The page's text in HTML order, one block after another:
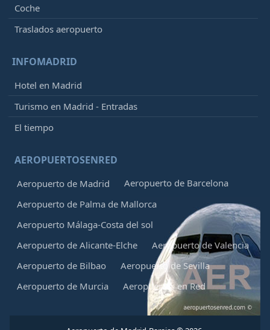
Coche
Traslados aeropuerto
INFOMADRID
Hotel en Madrid
Turismo en Madrid - Entradas
El tiempo
AEROPUERTOSENRED
Aeropuerto de Madrid
Aeropuerto de Barcelona
Aeropuerto de Palma de Mallorca
Aeropuerto Málaga-Costa del sol
Aeropuerto de Alicante-Elche
Aeropuerto de Valencia
Aeropuerto de Bilbao
Aeropuerto de Sevilla
Aeropuerto de Murcia
Aeropuertos en Red